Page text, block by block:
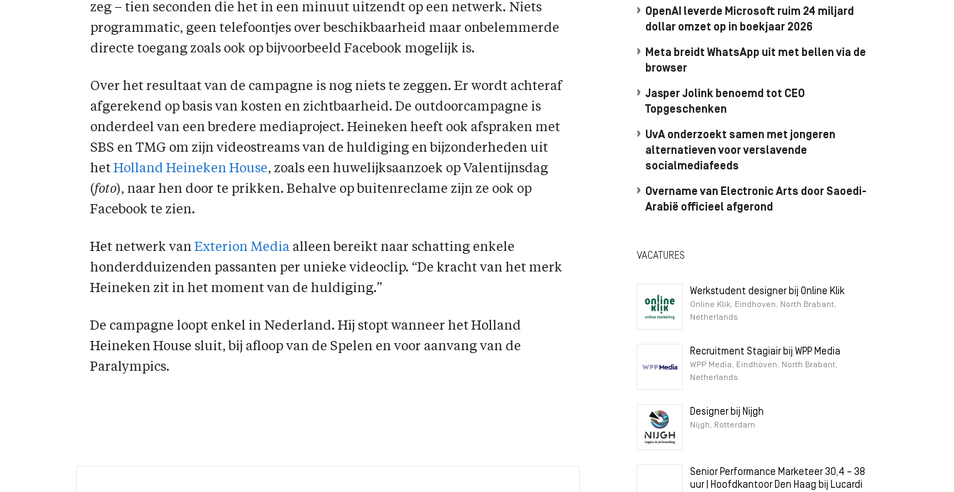
zeg – tien seconden die het in een minuut uitzendt op een netwerk. Niets
programmatic, geen telefoontjes over beschikbaarheid maar onbelemmerde
directe toegang zoals ook op bijvoorbeeld Facebook mogelijk is.
Over het resultaat van de campagne is nog niets te zeggen. Er wordt achteraf
afgerekend op basis van kosten en zichtbaarheid. De outdoorcampagne is
onderdeel van een bredere mediaproject. Heineken heeft ook afspraken met
SBS en TMG om zijn videostreams van de huldiging en bijzonderheden uit
het Holland Heineken House, zoals een huwelijksaanzoek op Valentijnsdag
(foto), naar hen door te prikken. Behalve op buitenreclame zijn ze ook op
Facebook te zien.
Het netwerk van Exterion Media alleen bereikt naar schatting enkele
honderdduizenden passanten per unieke videoclip. “De kracht van het merk
Heineken zit in het moment van de huldiging.”
De campagne loopt enkel in Nederland. Hij stopt wanneer het Holland
Heineken House sluit, bij afloop van de Spelen en voor aanvang van de
Paralympics.
OpenAI leverde Microsoft ruim 24 miljard
dollar omzet op in boekjaar 2026
Meta breidt WhatsApp uit met bellen via de
browser
Jasper Jolink benoemd tot CEO
Topgeschenken
UvA onderzoekt samen met jongeren
alternatieven voor verslavende
socialmediafeeds
Overname van Electronic Arts door Saoedi-
Arabië officieel afgerond
VACATURES
Werkstudent designer bij Online Klik
Online Klik, Eindhoven, North Brabant,
Netherlands
Recruitment Stagiair bij WPP Media
WPP Media, Eindhoven, North Brabant,
Netherlands
Designer bij Nijgh
Nijgh, Rotterdam
Senior Performance Marketeer 30,4 – 38
uur | Hoofdkantoor Den Haag bij Lucardi